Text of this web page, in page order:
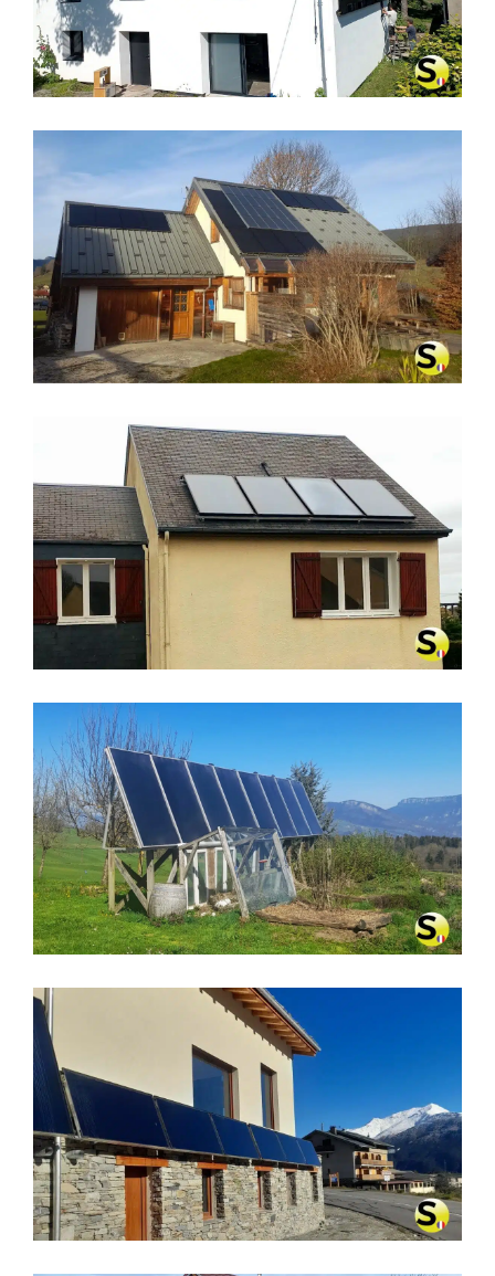
CHAUFFAGE SOLAIRE SOLISART À
VILLARD-DE-LANS (38250)
CHAUFFAGE SOLAIRE SOLISART À
CHERBOURG (50129)
CHAUFFAGE SOLAIRE À MIRIBEL-
LÈS-ÉCHELLES (38380)
CHAUFFAGE SOLAIRE SOLISART À
AUSSOIS (73500)